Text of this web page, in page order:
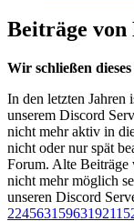
Beiträge
Wir schließen
In den letzten Jahren
unserem Discord
nicht mehr aktiv in
nicht oder nur spät
Forum. Alte Beiträge
nicht mehr möglich
unseren Discord